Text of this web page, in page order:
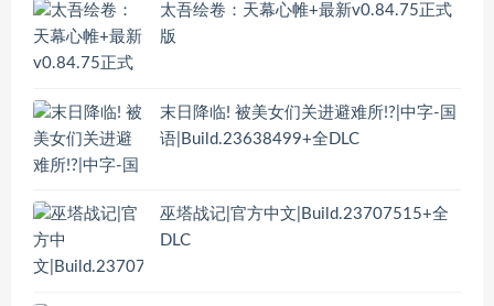
太吾绘卷：天幕心帷+最新v0.84.75正式
版
末日降临! 被美女们关进避难所!?|中字-国
语|Build.23638499+全DLC
巫塔战记|官方中文|Build.23707515+全
DLC